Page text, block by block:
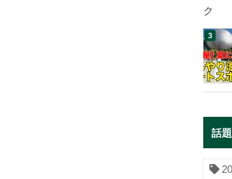
ク
話